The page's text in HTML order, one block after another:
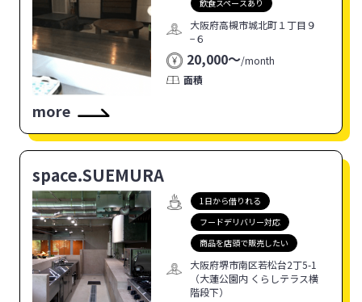
飲食スペースあり
大阪府高槻市城北町１丁目９
−６
20,000〜/month
面積
more
space.SUEMURA
1日から借りれる
フードデリバリー対応
商品を店頭で販売したい
大阪府堺市南区若松台2丁5-1
（大蓮公園内 くらしテラス横
階段下）